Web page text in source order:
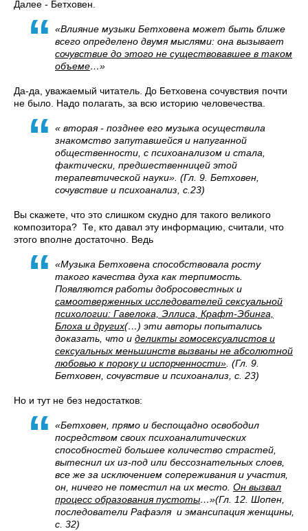
Далее - Бетховен.
«Влияние музыки Бетховена может быть ближе
всего определено двумя мыслями: она вызывает
сочувствие до этого не существовавшее в таком
объеме…»
Да-да, уважаемый читатель. До Бетховена сочувствия почти
не было. Надо полагать, за всю историю человечества.
« вторая - позднее его музыка осуществила
знакомство запутавшейся и напуганной
общественности, с психоанализом и стала,
фактически, предшественницей этой
терапевтической науки». (Гл. 9. Бетховен,
сочувствие и психоанализ, с.23)
Вы скажете, что это слишком скудно для такого великого
композитора? Те, кто давал эту информацию, считали, что
этого вполне достаточно. Ведь
«Музыка Бетховена способствовала росту
такого качества духа как терпимость.
Появляются работы добросовестных и
самоотверженных исследователей сексуальной
психологии: Гавелока, Эллиса, Крафт-Эбинга,
Блоха и других(…) эти авторы попытались
доказать, что и деликты гомосексуалистов и
сексуальных меньшинств вызваны не абсолютной
любовью к пороку и испорченности» . (Гл. 9.
Бетховен, сочувствие и психоанализ, с. 23)
Но и тут не без недостатков:
«Бетховен, прямо и беспощадно освободил
посредством своих психоаналитических
способностей большее количество страстей,
вытеснил их из-под или бессознательных слоев,
все же за исключением сопереживания и участия,
он, ничего не поместил на их место. Он вызвал
процесс образования пустоты…»(Гл. 12. Шопен,
последователи Рафаэля и эмансипация женщины,
с. 32)